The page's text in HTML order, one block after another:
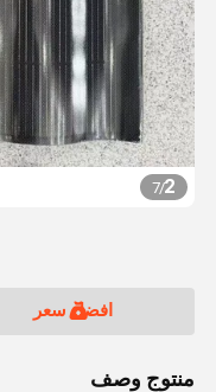
2
/
7
افضل سعر
منتوج وصف